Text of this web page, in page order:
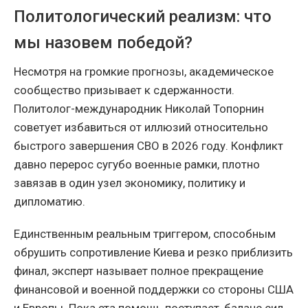
Политологический реализм: что
мы назовем победой?
Несмотря на громкие прогнозы, академическое
сообщество призывает к сдержанности.
Политолог-международник Николай Топорнин
советует избавиться от иллюзий относительно
быстрого завершения СВО в 2026 году. Конфликт
давно перерос сугубо военные рамки, плотно
завязав в один узел экономику, политику и
дипломатию.
Единственным реальным триггером, способным
обрушить сопротивление Киева и резко приблизить
финал, эксперт называет полное прекращение
финансовой и военной поддержки со стороны США